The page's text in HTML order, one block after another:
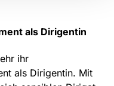
als Dirigentin
ihr
als Dirigentin. Mit